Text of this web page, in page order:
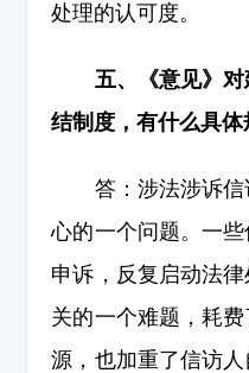
处理的认可度。
五、《意见》对
结制度，有什么具体
答：涉法涉诉信
心的一个问题。一
申诉，反复启动法
关的一个难题，耗
源，也加重了信访